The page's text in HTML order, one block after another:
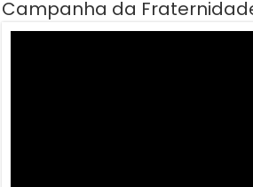
Campanha da